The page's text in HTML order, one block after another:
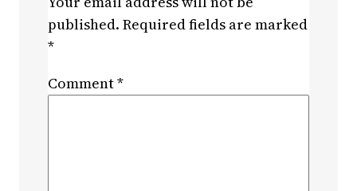
published. Required fields are marked
*
Comment*